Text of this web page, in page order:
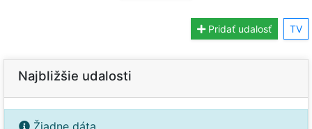
Pridať udalosť TV
Najbližšie udalosti
Žiadne dáta.